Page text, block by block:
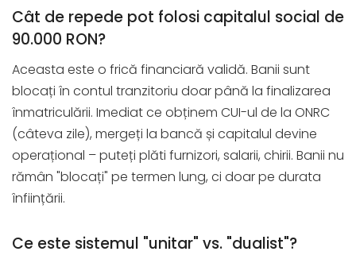
Cât de repede pot folosi capitalul social de
90.000 RON?
Aceasta este o frică financiară validă. Banii sunt
blocați în contul tranzitoriu doar până la finalizarea
înmatriculării. Imediat ce obținem CUI-ul de la ONRC
(câteva zile), mergeți la bancă și capitalul devine
operațional – puteți plăti furnizori, salarii, chirii. Banii nu
rămân "blocați" pe termen lung, ci doar pe durata
înființării.
Ce este sistemul "unitar" vs. "dualist"?